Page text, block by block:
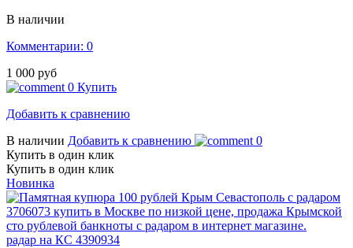
В наличии
Комментарии: 0
1 000 руб
0 Купить
Добавить к сравнению
В наличии Добавить к сравнению
0
Купить в один клик
Купить в один клик
Новинка
радар на КС 4390934